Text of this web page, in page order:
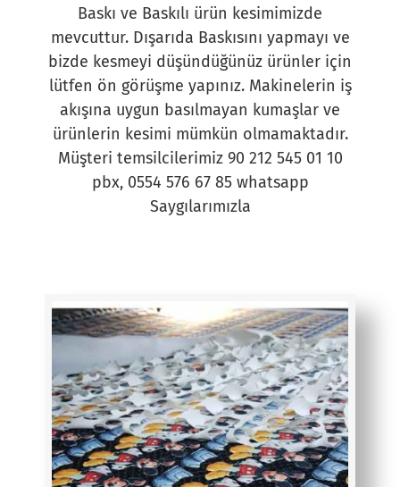
Baskı ve Baskılı ürün kesimimizde
mevcuttur. Dışarıda Baskısını yapmayı ve
bizde kesmeyi düşündüğünüz ürünler için
lütfen ön görüşme yapınız. Makinelerin iş
akışına uygun basılmayan kumaşlar ve
ürünlerin kesimi mümkün olmamaktadır.
Müşteri temsilcilerimiz 90 212 545 01 10
pbx, 0554 576 67 85 whatsapp
Saygılarımızla